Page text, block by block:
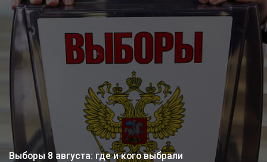
Выборы 8 августа: где и кого выбрали